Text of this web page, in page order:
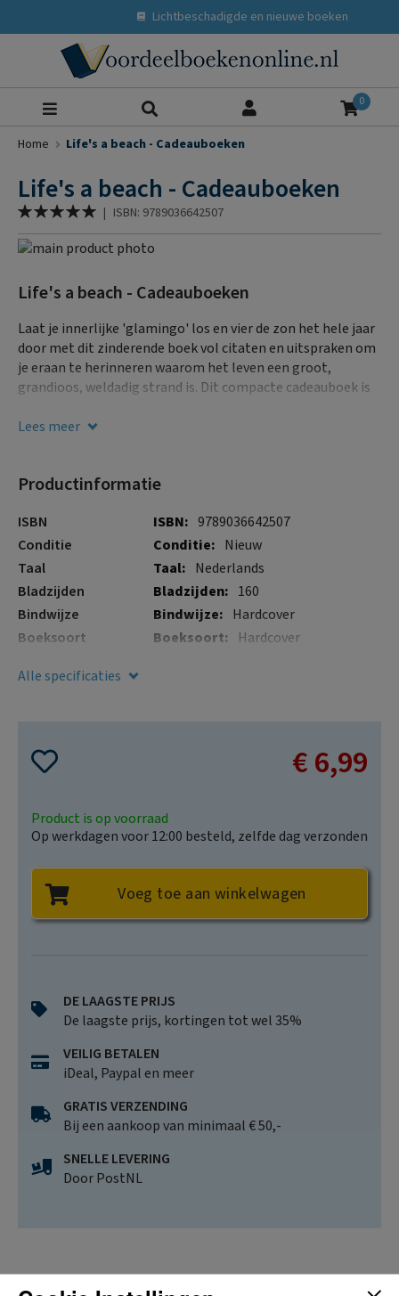
Lichtbeschadigde en nieuwe boeken
0
Home Life's a beach - Cadeauboeken
Life's a beach - Cadeauboeken
Waardering:
% of
| ISBN: 9789036642507
Ga
het
van
de
afbeeldingen-
gallerij
naar
begin
van
de
afbeeldingen-
Life's a beach - Cadeauboeken
Laat je innerlijke 'glamingo' los en vier de zon het hele jaar
door met dit zinderende boek vol citaten en uitspraken om
je eraan te herinneren waarom het leven een groot,
grandioos, weldadig strand is. Dit compacte cadeauboek is
Lees meer
Productinformatie
Meer
informatie
ISBN
9789036642507
Conditie
Nieuw
Taal
Nederlands
Bladzijden
160
Bindwijze
Hardcover
Boeksoort
Hardcover
Verschijningsdatum
Alle specificaties
€ 6,99
Product is op voorraad
Op werkdagen voor 12:00 besteld, zelfde dag verzonden
Voeg toe aan winkelwagen
DE LAAGSTE PRIJS
De laagste prijs, kortingen tot wel 35%
VEILIG BETALEN
iDeal, Paypal en meer
GRATIS VERZENDING
Bij een aankoop van minimaal € 50,-
SNELLE LEVERING
Door PostNL